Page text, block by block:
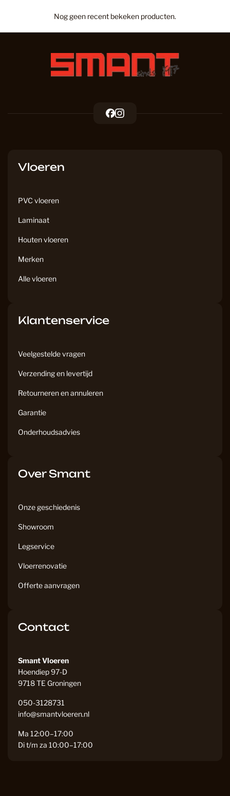
Nog geen recent bekeken producten.
F I
Vloeren
PVC vloeren
Laminaat
Houten vloeren
Merken
Alle vloeren
Klantenservice
Veelgestelde vragen
Verzending en levertijd
Retourneren en annuleren
Garantie
Onderhoudsadvies
Over Smant
Onze geschiedenis
Showroom
Legservice
Vloerrenovatie
Offerte aanvragen
Contact
Smant Vloeren
Hoendiep 97-D
9718 TE Groningen
050-3128731
info@smantvloeren.nl
Ma 12:00–17:00
Di t/m za 10:00–17:00